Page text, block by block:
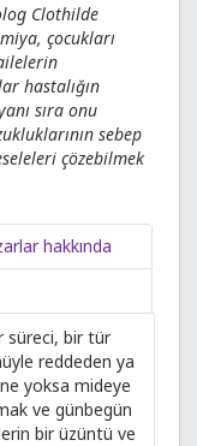
Clothilde
çocukları
hastalığın
sıra onu
sebep
çözebilmek
hakkında
süreci, bir tür
reddeden ya
yoksa mideye
ve günbegün
bir üzüntü ve